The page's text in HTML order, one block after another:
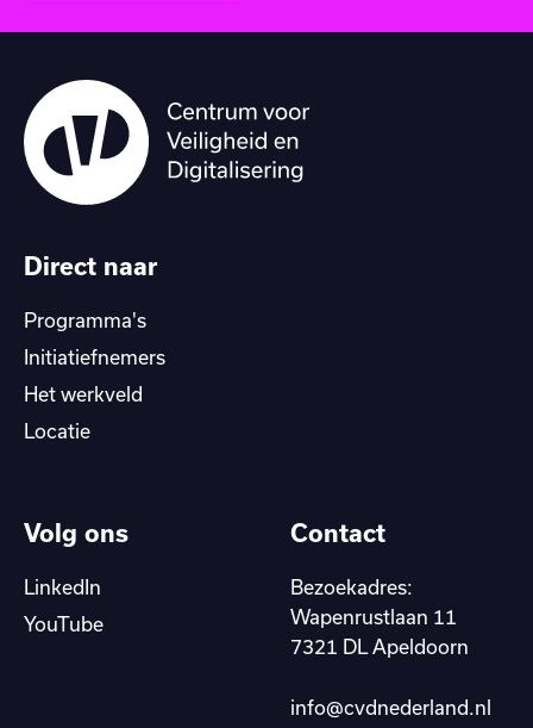
Direct naar
Programma's
Initiatiefnemers
Het werkveld
Locatie
Volg ons
LinkedIn
YouTube
Contact
Bezoekadres:
Wapenrustlaan 11
7321 DL Apeldoorn
info@cvdnederland.nl